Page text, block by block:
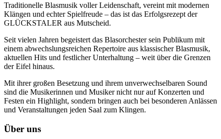
Traditionelle Blasmusik voller Leidenschaft, vereint mit modernen
Klängen und echter Spielfreude – das ist das Erfolgsrezept der
GLÜCKSTALER aus Mutscheid.
Seit vielen Jahren begeistert das Blasorchester sein Publikum mit
einem abwechslungsreichen Repertoire aus klassischer Blasmusik,
aktuellen Hits und festlicher Unterhaltung – weit über die Grenzen
der Eifel hinaus.
Mit ihrer großen Besetzung und ihrem unverwechselbaren Sound
sind die Musikerinnen und Musiker nicht nur auf Konzerten und
Festen ein Highlight, sondern bringen auch bei besonderen Anlässen
und Veranstaltungen jeden Saal zum Klingen.
Über uns